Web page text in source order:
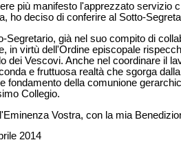
più manifesto l'apprezzato servizio
ho deciso di conferire al Sotto-
Segretario, già nel suo compito di
in virtù dell'Ordine episcopale
dei Vescovi. Anche nel coordinare il
e fruttuosa realtà che sgorga
fondamento della comunione
Collegio.
Vostra, con la mia
2014